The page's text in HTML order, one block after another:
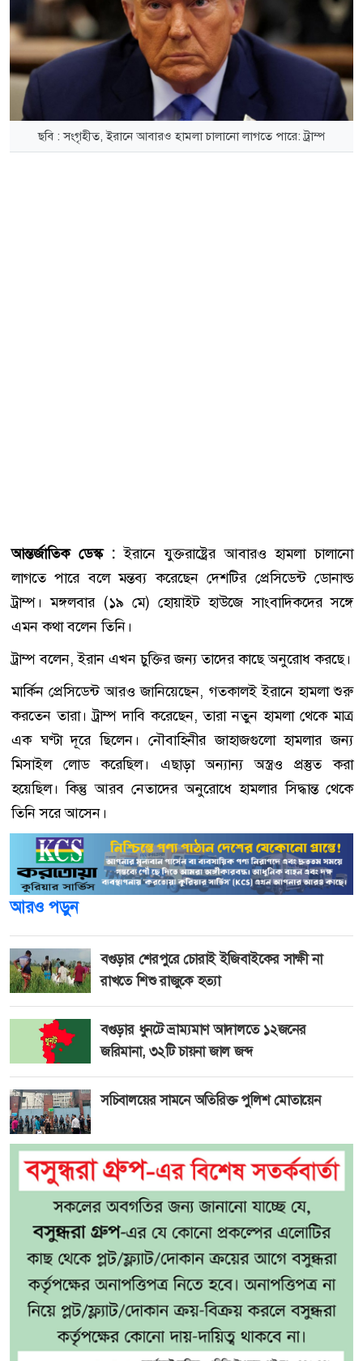
ছবি : সংগৃহীত, ইরানে আবারও হামলা চালানো লাগতে পারে: ট্রাম্প
আন্তর্জাতিক ডেস্ক:ইরানে যুক্তরাষ্ট্রের আবারও হামলা চালানো
লাগতে পারে বলে মন্তব্য করেছেন দেশটির প্রেসিডেন্ট ডোনাল্ড
ট্রাম্প। মঙ্গলবার (১৯ মে) হোয়াইট হাউজে সাংবাদিকদের সঙ্গে
এমন কথা বলেন তিনি।
ট্রাম্প বলেন, ইরান এখন চুক্তির জন্য তাদের কাছে অনুরোধ করছে।
মার্কিন প্রেসিডেন্ট আরও জানিয়েছেন, গতকালই ইরানে হামলা শুরু
করতেন তারা। ট্রাম্প দাবি করেছেন, তারা নতুন হামলা থেকে মাত্র
এক ঘণ্টা দূরে ছিলেন। নৌবাহিনীর জাহাজগুলো হামলার জন্য
মিসাইল লোড করেছিল। এছাড়া অন্যান্য অস্ত্রও প্রস্তুত করা
হয়েছিল। কিন্তু আরব নেতাদের অনুরোধে হামলার সিদ্ধান্ত থেকে
তিনি সরে আসেন।
আরও পড়ুন
বগুড়ার শেরপুরে চোরাই ইজিবাইকের সাক্ষী না
রাখতে শিশু রাজুকে হত্যা
বগুড়ার ধুনটে ভ্রাম্যমাণ আদালতে ১২জনের
জরিমানা, ৩২টি চায়না জাল জব্দ
সচিবালয়ের সামনে অতিরিক্ত পুলিশ মোতায়েন